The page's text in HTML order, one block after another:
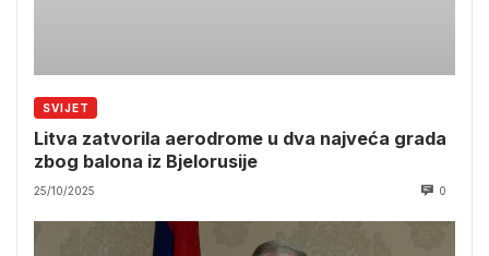
SVIJET
Litva zatvorila aerodrome u dva najveća grada
zbog balona iz Bjelorusije
25/10/2025 0